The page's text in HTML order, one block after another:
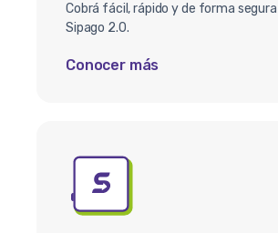
Cobrá fácil, rápido y de forma segura
Sipago 2.0.
Conocer más